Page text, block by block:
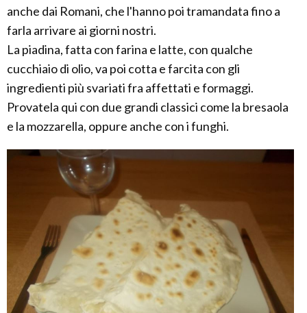
anche dai Romani, che l'hanno poi tramandata fino a
farla arrivare ai giorni nostri.
La piadina, fatta con farina e latte, con qualche
cucchiaio di olio, va poi cotta e farcita con gli
ingredienti più svariati fra affettati e formaggi.
Provatela qui con due grandi classici come la bresaola
e la mozzarella, oppure anche con i funghi.